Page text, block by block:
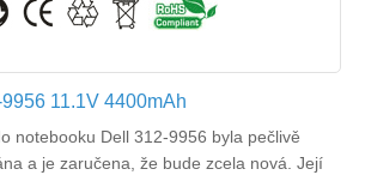
11.1V 4400mAh
notebooku Dell 312-9956 byla pečlivě
a je zaručena, že bude zcela nová. Její